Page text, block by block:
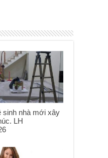
sinh nhà mới xây
LH